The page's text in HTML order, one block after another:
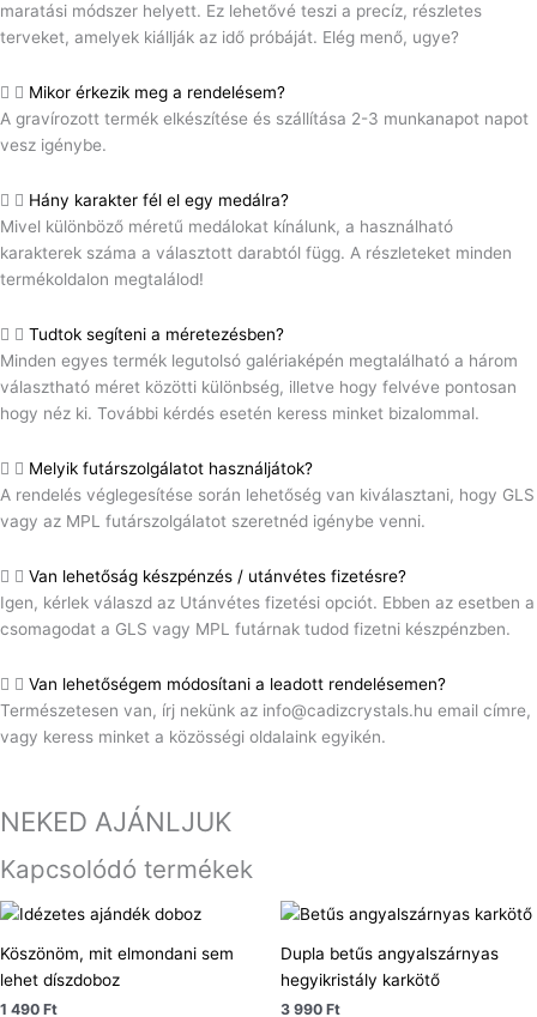
maratási módszer helyett. Ez lehetővé teszi a precíz, részletes
terveket, amelyek kiállják az idő próbáját. Elég menő, ugye?
Mikor érkezik meg a rendelésem?
A gravírozott termék elkészítése és szállítása 2-3 munkanapot napot
vesz igénybe.
Hány karakter fél el egy medálra?
Mivel különböző méretű medálokat kínálunk, a használható
karakterek száma a választott darabtól függ. A részleteket minden
termékoldalon megtalálod!
Tudtok segíteni a méretezésben?
Minden egyes termék legutolsó galériaképén megtalálható a három
választható méret közötti különbség, illetve hogy felvéve pontosan
hogy néz ki. További kérdés esetén keress minket bizalommal.
Melyik futárszolgálatot használjátok?
A rendelés véglegesítése során lehetőség van kiválasztani, hogy GLS
vagy az MPL futárszolgálatot szeretnéd igénybe venni.
Van lehetőság készpénzés / utánvétes fizetésre?
Igen, kérlek válaszd az Utánvétes fizetési opciót. Ebben az esetben a
csomagodat a GLS vagy MPL futárnak tudod fizetni készpénzben.
Van lehetőségem módosítani a leadott rendelésemen?
Természetesen van, írj nekünk az info@cadizcrystals.hu email címre,
vagy keress minket a közösségi oldalaink egyikén.
NEKED AJÁNLJUK
Kapcsolódó termékek
Köszönöm, mit elmondani sem
lehet díszdoboz
1 490 Ft
Dupla betűs angyalszárnyas
hegyikristály karkötő
3 990 Ft